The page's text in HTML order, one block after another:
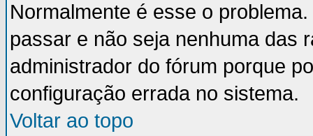
Normalmente é esse o
passar e não seja nenhuma das
administrador do fórum porque
configuração errada no sistema.
Voltar ao topo